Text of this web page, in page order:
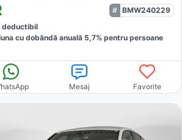
BMW240229
deductibil
cu dobăndă anuală 5,7% pentru persoane
Mesaj Favorite